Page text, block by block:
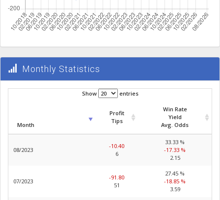
Monthly Statistics
Show entries
Month
Profit
Tips
Win Rate
Yield
Avg. Odds
08/2023
-10.40
6
33.33 %
-17.33 %
2.15
07/2023
-91.80
51
27.45 %
-18.85 %
3.59